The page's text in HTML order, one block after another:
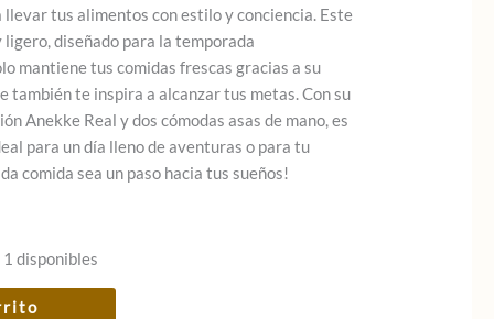
tus alimentos con estilo y conciencia. Este
diseñado para la temporada
mantiene tus comidas frescas gracias a su
también te inspira a alcanzar tus metas. Con su
Anekke Real y dos cómodas asas de mano, es
para un día lleno de aventuras o para tu
comida sea un paso hacia tus sueños!
1 disponibles